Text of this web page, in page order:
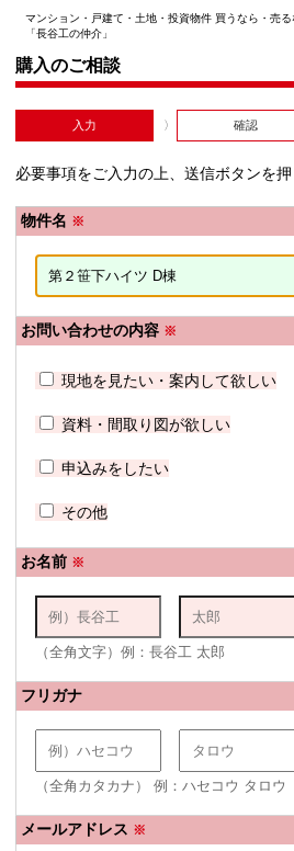
マンション・戸建て・土地・投資物件 買うなら・売る
「長谷工の仲介」
購入のご相談
入力 確認
必要事項をご入力の上、送信ボタンを押
物件名 ※
お問い合わせの内容 ※
現地を見たい・案内して欲しい
資料・間取り図が欲しい
申込みをしたい
その他
お名前 ※
（全角文字）例：長谷工 太郎
フリガナ
（全角カタカナ） 例：ハセコウ タロウ
メールアドレス ※